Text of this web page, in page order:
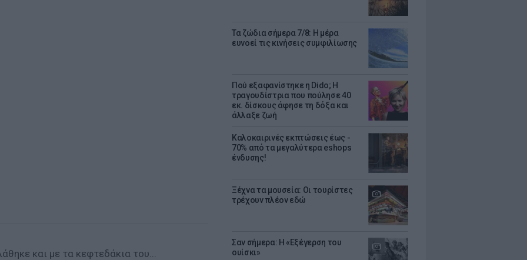
Τα ζώδια σήμερα 7/8: Η μέρα
ευνοεί τις κινήσεις συμφιλίωσης
Πού εξαφανίστηκε η Dido; Η
τραγουδίστρια που πούλησε 40
εκ. δίσκους άφησε τη δόξα και
άλλαξε ζωή
Καλοκαιρινές εκπτώσεις έως -
70% από τα μεγαλύτερα eshops
ένδυσης!
Ξέχνα τα μουσεία: Οι τουρίστες
τρέχουν πλέον εδώ
Σαν σήμερα: Η «Εξέγερση του
ουίσκι»
και με τα κεφτεδάκια του...